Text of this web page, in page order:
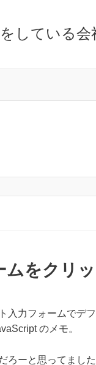
している
ムをクリ
入力フォームでデ
のメモ。
ろーと思ってまし